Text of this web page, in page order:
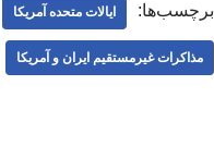
برچسب‌ها: ایالات متحده آمریکا
مذاكرات غيرمستقيم ايران و آمریکا